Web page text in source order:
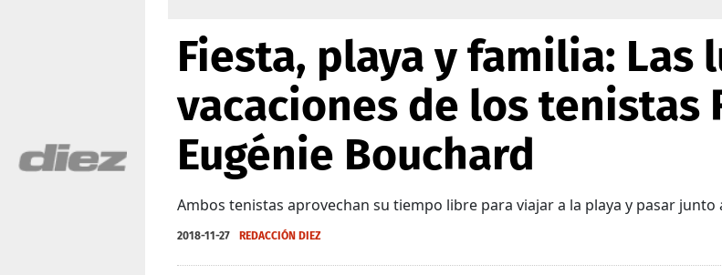
Fiesta, playa y familia: Las
vacaciones de los tenistas
Eugénie Bouchard
Ambos tenistas aprovechan su tiempo libre para viajar a la playa y pasar junto
2018-11-27 REDACCIÓN DIEZ